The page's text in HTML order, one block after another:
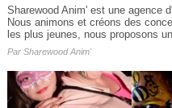
Sharewood Anim' est une agence
Nous animons et créons des
les plus jeunes, nous proposons
Par Sharewood Anim'